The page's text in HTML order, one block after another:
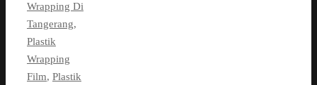
Wrapping Di
Tangerang,
Plastik
Wrapping
Film, Plastik